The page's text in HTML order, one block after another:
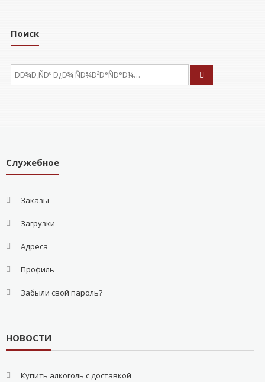
Поиск
ÐÑÐºÐ°ÑÑ:
Служебное
Заказы
Загрузки
Адреса
Профиль
Забыли свой пароль?
НОВОСТИ
Купить алкоголь с доставкой